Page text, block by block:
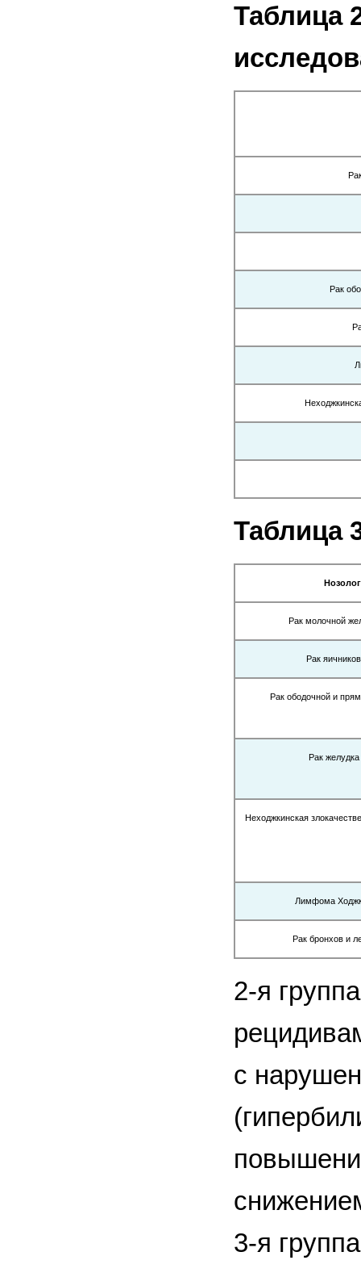
Таблица
Рак
Таблица
Рак молочной
Рак
Рак ободочной и
Рак
Неходжкинская
Лимфома
Рак бронхов и
2-я
с
3-я